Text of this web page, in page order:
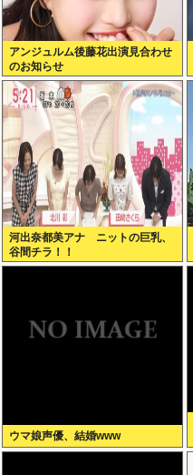
アンジュルム後藤花出演見合わせ
のお知らせ
河出奈都美アナ ニットの巨乳、
谷間チラ！！
ウマ娘声優、結婚www